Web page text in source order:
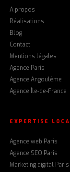
À propos
Réalisations
Blog
Contact
Mentions légales
Agence Paris
Agence Angoulême
Agence Île-de-France
EXPERTISE
Agence web Paris
Agence SEO Paris
Marketing digital Paris